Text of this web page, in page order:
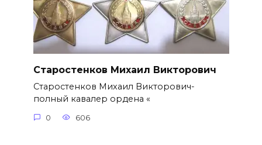
Старостенков Михаил Викторович
Старостенков Михаил Викторович-
полный кавалер ордена «
0 606